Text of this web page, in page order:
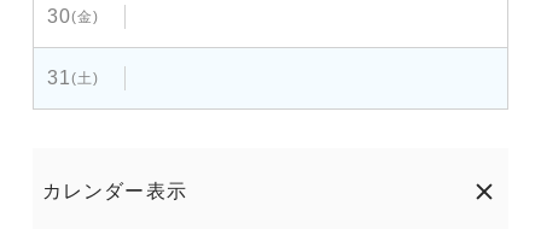
30(金)
31(土)
カレンダー表示